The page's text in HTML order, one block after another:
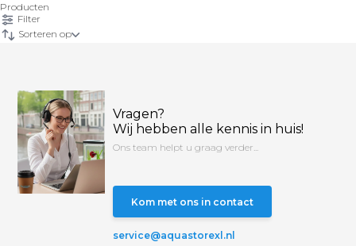
Producten
Filter
Sorteren op
Vragen?
Wij hebben alle kennis in huis!
Ons team helpt u graag verder...
Kom met ons in contact
service@aquastorexl.nl